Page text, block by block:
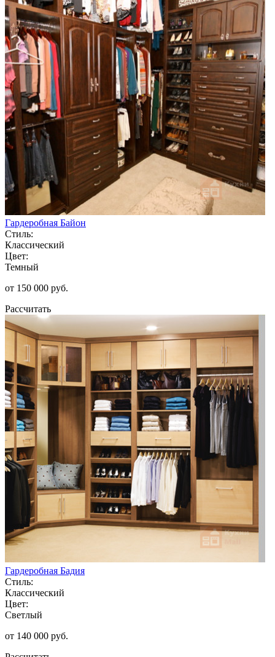
Гардеробная Байон
Стиль:
Классический
Цвет:
Темный
от 150 000 руб.
Рассчитать
Гардеробная Бадия
Стиль:
Классический
Цвет:
Светлый
от 140 000 руб.